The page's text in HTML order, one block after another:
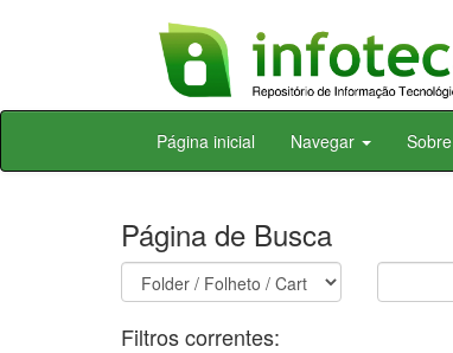
Skip
Página inicial Navegar Sobre
Página de Busca
Filtros correntes: